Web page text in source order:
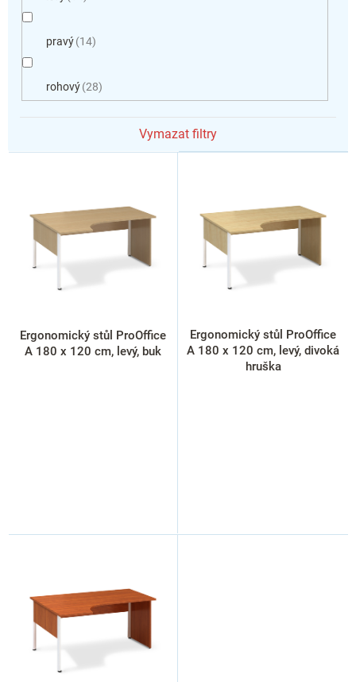
pravý 14
rohový 28
Vymazat filtry
V
Ergonomický stůl ProOffice
A 180 x 120 cm, levý, buk
Ergonomický stůl ProOffice
A 180 x 120 cm, levý, divoká
hruška